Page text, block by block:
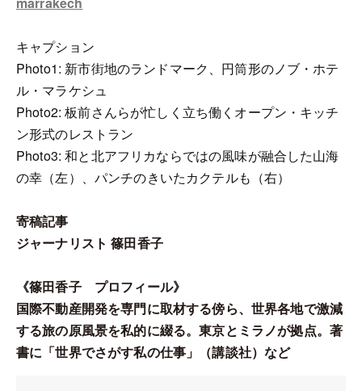
キャプション
Photo1: 新市街地のランドマーク、円筒形のノブ・ホテ
ル・マラケシュ
Photo2: 板前さんらが忙しく立ち働くオープン・キッチ
ン形式のレストラン
Photo3: 和と北アフリカならではの風味が融合した山海
の幸（左）、パンチのきいたカクテルも（右）
寄稿記事
ジャーナリスト 篠田香子
《篠田香子 プロフィール》
国際不動産開発を専門に取材する傍ら、世界各地で激減
する旅の原風景を私的に綴る。東京とミラノが拠点。著
書に「世界でさがす私の仕事」（講談社）など